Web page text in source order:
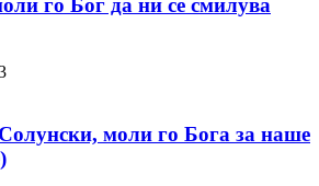
го Бог да ни се смилува
моли го Бога за наше